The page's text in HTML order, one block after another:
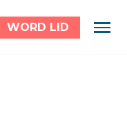
WORD LID